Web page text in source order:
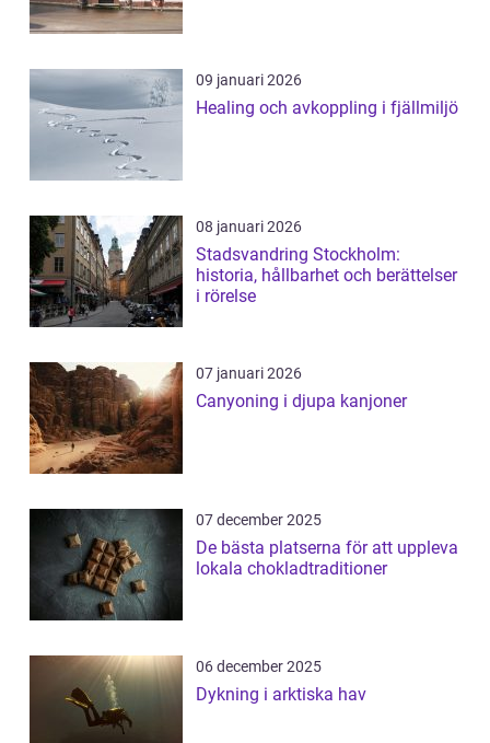
09 januari 2026
Healing och avkoppling i fjällmiljö
08 januari 2026
Stadsvandring Stockholm:
historia, hållbarhet och berättelser
i rörelse
07 januari 2026
Canyoning i djupa kanjoner
07 december 2025
De bästa platserna för att uppleva
lokala chokladtraditioner
06 december 2025
Dykning i arktiska hav